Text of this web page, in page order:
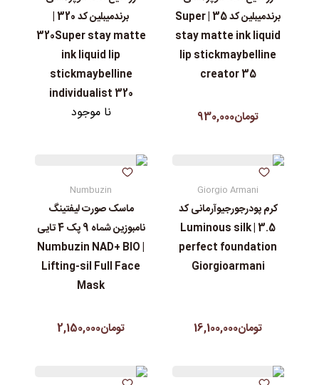
برندمیبلین کد 35 | Super
stay matte ink liquid
lip stickmaybelline
creator 35
تومان930,000
برندمیبلین کد 320 |
320Super stay matte
ink liquid lip
stickmaybelline
individualist 320
نا موجود
Giorgio Armani
کرم پودرجورجیوآرمانی کد
3.5 | Luminous silk
perfect foundation
Giorgioarmani
تومان16,100,000
Numbuzin
ماسک صورت لیفتینگ
نامبوزین شماه 9 پک 4 تایی
| Numbuzin NAD+ BIO
Lifting-sil Full Face
Mask
تومان2,150,000